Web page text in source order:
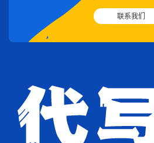
联系我们